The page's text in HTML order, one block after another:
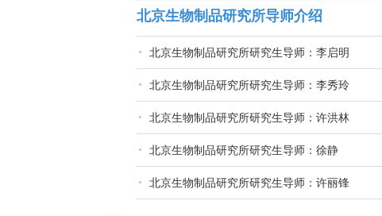
北京生物制品研究所导师介绍
北京生物制品研究所研究生导师：李启明
北京生物制品研究所研究生导师：李秀玲
北京生物制品研究所研究生导师：许洪林
北京生物制品研究所研究生导师：徐静
北京生物制品研究所研究生导师：许丽锋